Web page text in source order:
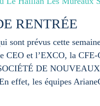
RENTRÉE
sont prévus cette
CEO et l’EXCO, la
DE
effet, les équipes